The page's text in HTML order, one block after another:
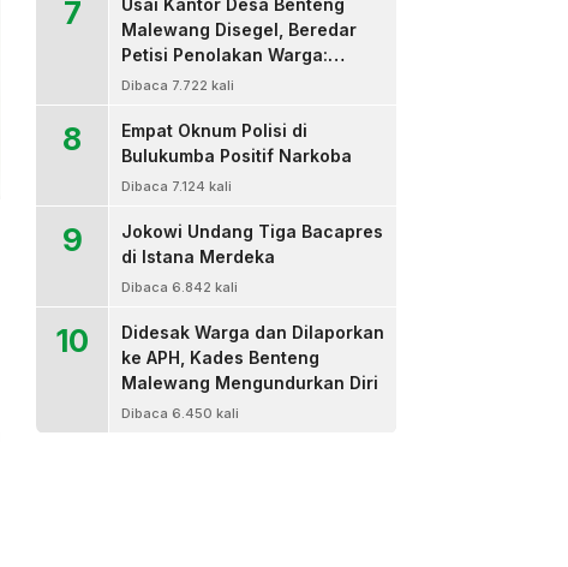
7
Usai Kantor Desa Benteng
Malewang Disegel, Beredar
Petisi Penolakan Warga:
Sekretaris Hingga BPD Turut
Dibaca 7.722 kali
8
Empat Oknum Polisi di
Bulukumba Positif Narkoba
Dibaca 7.124 kali
9
Jokowi Undang Tiga Bacapres
di Istana Merdeka
Dibaca 6.842 kali
10
Didesak Warga dan Dilaporkan
ke APH, Kades Benteng
Malewang Mengundurkan Diri
Dibaca 6.450 kali